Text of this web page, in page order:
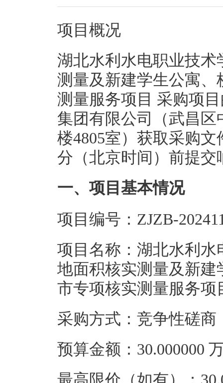
项目概况
湖北水利水电职业技
测量及新建学生公寓
测量服务项目 采购项
集团有限公司（武昌区
楼4805室）获取采购文
分（北京时间）前提交
一、项目基本情况
项目编号：ZJZB-
项目名称：湖北水利
地面积核实测量及新
市专项核实测量服务项
采购方式：竞争性磋商
预算金额：30.000000